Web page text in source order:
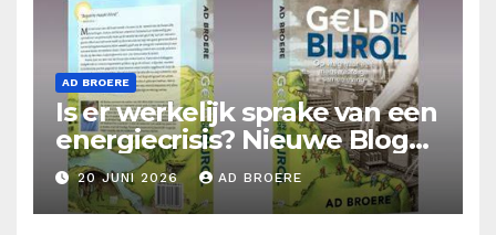
AD BROERE
Is er werkelijk sprake van een
energiecrisis? Nieuwe Blog
Ad Broere
20 JUNI 2026 AD BROERE